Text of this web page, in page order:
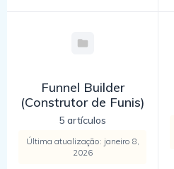
Funnel Builder
(Construtor de Funis)
5 artículos
Última atualização: janeiro 8,
2026